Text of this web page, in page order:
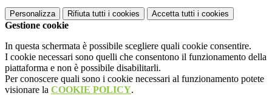
Personalizza Rifiuta tutti i cookies Accetta tutti i cookies
Gestione cookie
In questa schermata è possibile scegliere quali cookie consentire.
I cookie necessari sono quelli che consentono il funzionamento della
piattaforma e non è possibile disabilitarli.
Per conoscere quali sono i cookie necessari al funzionamento potete
visionare la COOKIE POLICY.